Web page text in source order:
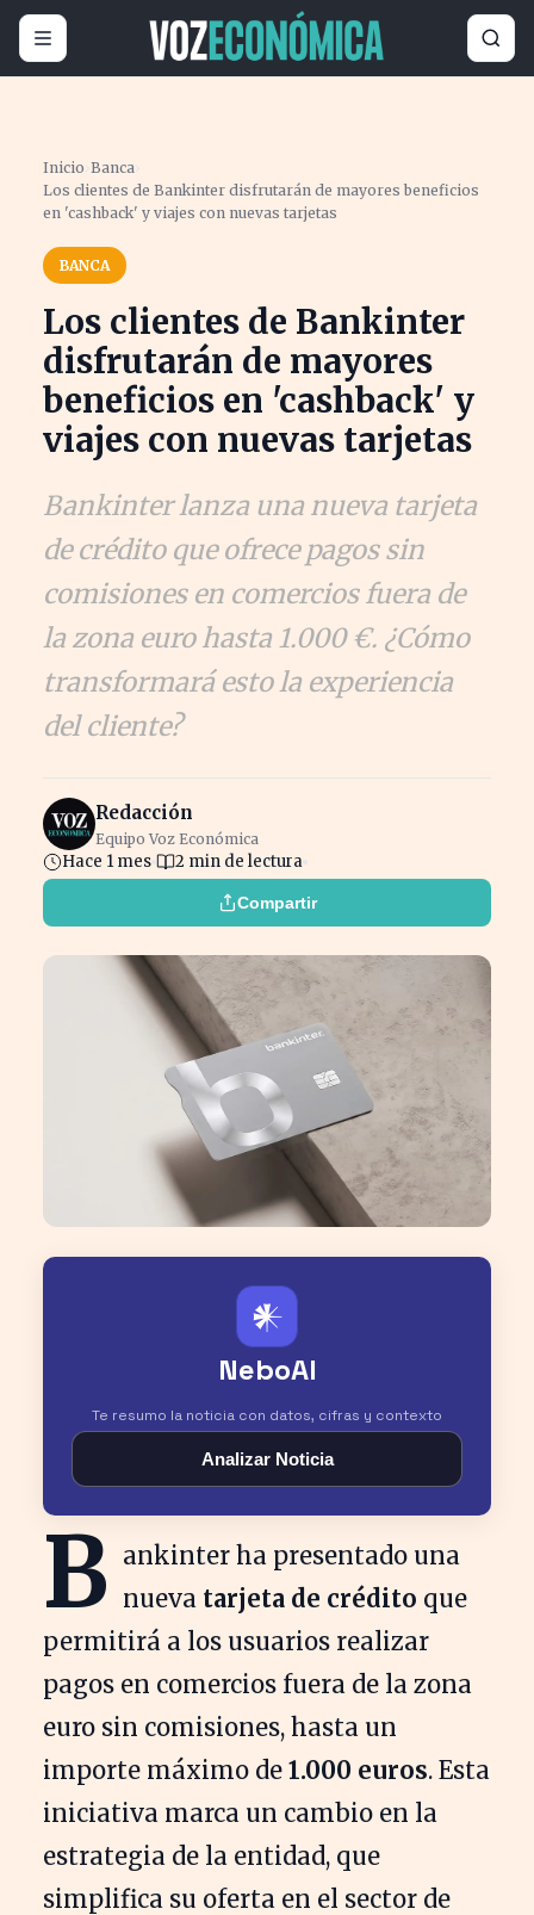
Inicio ›Banca›
Los clientes de Bankinter disfrutarán de mayores beneficios
en 'cashback' y viajes con nuevas tarjetas
BANCA
Los clientes de Bankinter
disfrutarán de mayores
beneficios en 'cashback' y
viajes con nuevas tarjetas
Bankinter lanza una nueva tarjeta
de crédito que ofrece pagos sin
comisiones en comercios fuera de
la zona euro hasta 1.000 €. ¿Cómo
transformará esto la experiencia
del cliente?
Redacción
Equipo Voz Económica
Hace 1 mes 2 min de lectura
Compartir
𒀭
NeboAI
Te resumo la noticia con datos, cifras y contexto
Analizar Noticia
B ankinter ha presentado una
nueva tarjeta de crédito que
permitirá a los usuarios realizar
pagos en comercios fuera de la zona
euro sin comisiones, hasta un
importe máximo de 1.000 euros. Esta
iniciativa marca un cambio en la
estrategia de la entidad, que
simplifica su oferta en el sector de